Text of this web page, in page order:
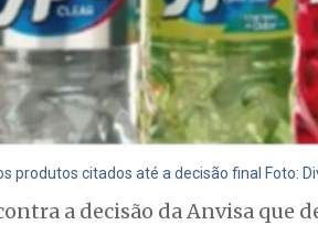
produtos citados até a decisão final Foto:
a decisão da Anvisa que